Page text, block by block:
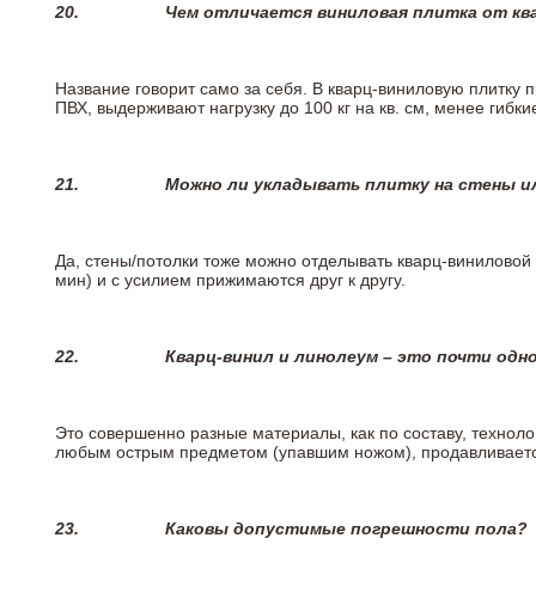
20. Чем отличается виниловая плитка от
Название говорит само за себя. В кварц-виниловую
ПВХ, выдерживают нагрузку до 100 кг на кв. см, менее
21. Можно ли укладывать плитку на стены
Да, стены/потолки тоже можно отделывать кварц-
мин) и с усилием прижимаются друг к другу.
22. Кварц-винил и линолеум – это почти
Это совершенно разные материалы, как по составу,
любым острым предметом (упавшим ножом),
23. Каковы допустимые погрешности пола?